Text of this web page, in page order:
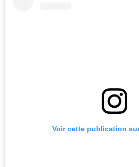
Voir cette publication